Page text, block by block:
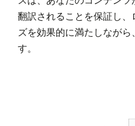
翻訳されることを保証し
ズを効果的に満たしなが
す。